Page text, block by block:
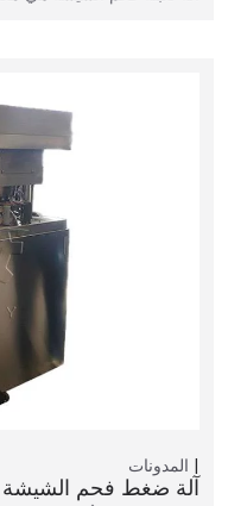
المدونات
آلة ضغط فحم الشيشة